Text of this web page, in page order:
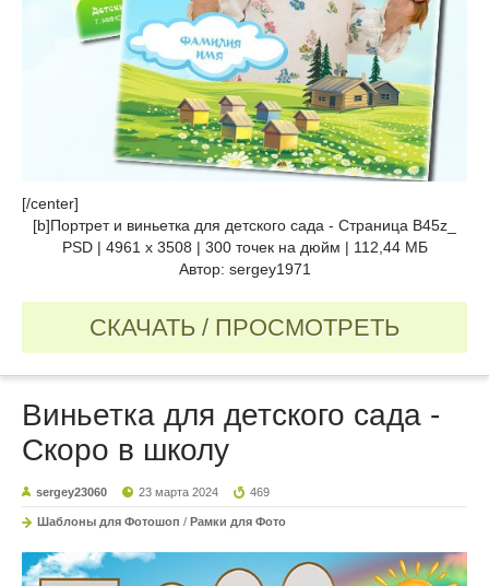
[/center]
[b]Портрет и виньетка для детского сада - Страница B45z_
PSD | 4961 x 3508 | 300 точек на дюйм | 112,44 МБ
Автор: sergey1971
СКАЧАТЬ / ПРОСМОТРЕТЬ
Виньетка для детского сада -
Скоро в школу
sergey23060 23 марта 2024 469
Шаблоны для Фотошоп / Рамки для Фото